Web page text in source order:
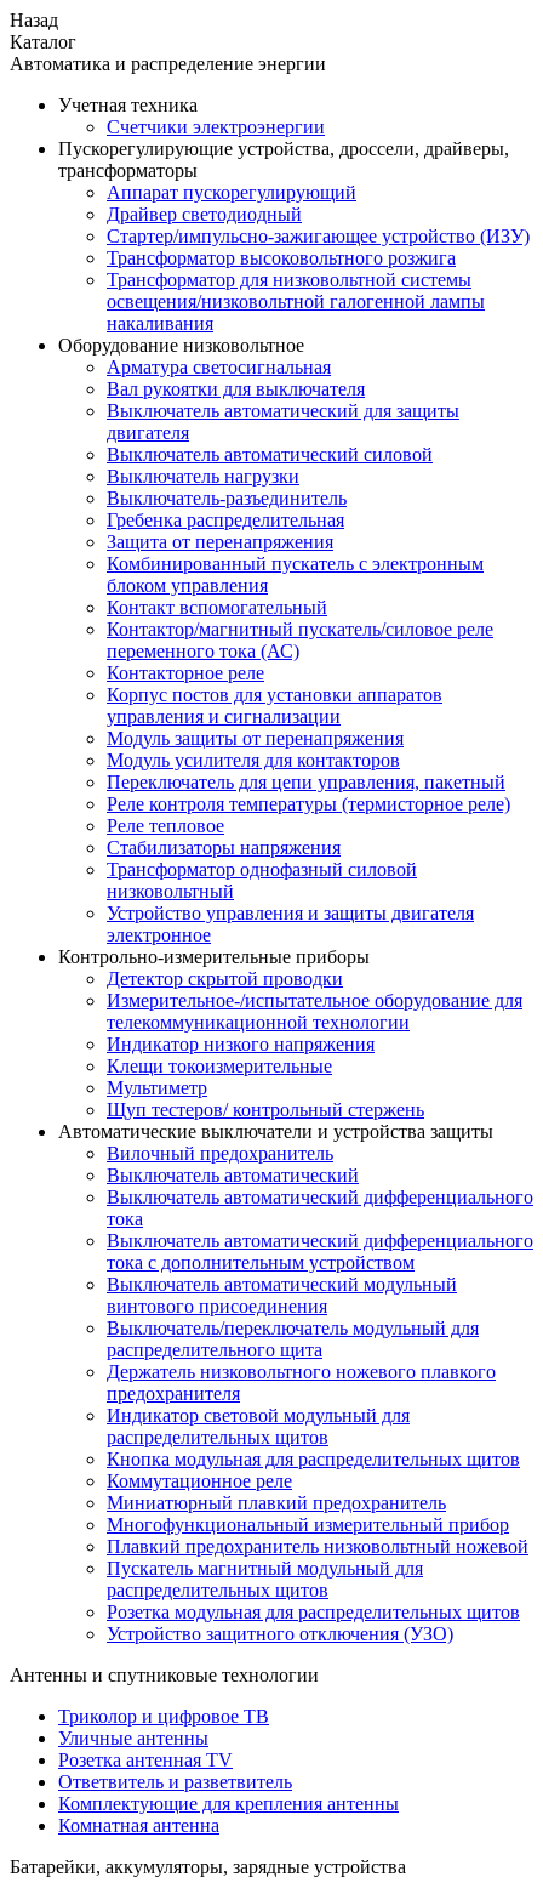
Назад
Каталог
Автоматика и распределение энергии
Учетная техника
Счетчики электроэнергии
Пускорегулирующие устройства, дроссели, драйверы,
трансформаторы
Аппарат пускорегулирующий
Драйвер светодиодный
Стартер/импульсно-зажигающее устройство (ИЗУ)
Трансформатор высоковольтного розжига
Трансформатор для низковольтной системы
освещения/низковольтной галогенной лампы
накаливания
Оборудование низковольтное
Арматура светосигнальная
Вал рукоятки для выключателя
Выключатель автоматический для защиты
двигателя
Выключатель автоматический силовой
Выключатель нагрузки
Выключатель-разъединитель
Гребенка распределительная
Защита от перенапряжения
Комбинированный пускатель с электронным
блоком управления
Контакт вспомогательный
Контактор/магнитный пускатель/силовое реле
переменного тока (АС)
Контакторное реле
Корпус постов для установки аппаратов
управления и сигнализации
Модуль защиты от перенапряжения
Модуль усилителя для контакторов
Переключатель для цепи управления, пакетный
Реле контроля температуры (термисторное реле)
Реле тепловое
Стабилизаторы напряжения
Трансформатор однофазный силовой
низковольтный
Устройство управления и защиты двигателя
электронное
Контрольно-измерительные приборы
Детектор скрытой проводки
Измерительное-/испытательное оборудование для
телекоммуникационной технологии
Индикатор низкого напряжения
Клещи токоизмерительные
Мультиметр
Щуп тестеров/ контрольный стержень
Автоматические выключатели и устройства защиты
Вилочный предохранитель
Выключатель автоматический
Выключатель автоматический дифференциального
тока
Выключатель автоматический дифференциального
тока с дополнительным устройством
Выключатель автоматический модульный
винтового присоединения
Выключатель/переключатель модульный для
распределительного щита
Держатель низковольтного ножевого плавкого
предохранителя
Индикатор световой модульный для
распределительных щитов
Кнопка модульная для распределительных щитов
Коммутационное реле
Миниатюрный плавкий предохранитель
Многофункциональный измерительный прибор
Плавкий предохранитель низковольтный ножевой
Пускатель магнитный модульный для
распределительных щитов
Розетка модульная для распределительных щитов
Устройство защитного отключения (УЗО)
Антенны и спутниковые технологии
Триколор и цифровое ТВ
Уличные антенны
Розетка антенная TV
Ответвитель и разветвитель
Комплектующие для крепления антенны
Комнатная антенна
Батарейки, аккумуляторы, зарядные устройства